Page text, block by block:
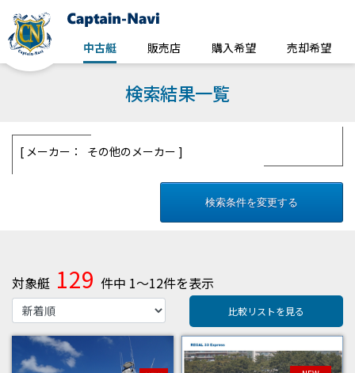
中古艇 販売店 購入希望 売却希望
検索結果一覧
メーカー： その他のメーカー
検索条件を変更する
対象艇 129 件中 1～12件を表示
比較リストを見る